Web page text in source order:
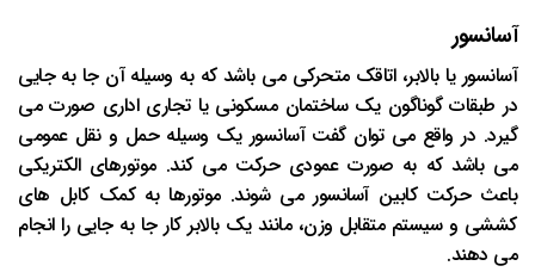
آسانسور
آسانسور یا بالابر، اتاقک متحرکی می باشد که به وسیله آن جا به جایی
در طبقات گوناگون یک ساختمان مسکونی یا تجاری اداری صورت می
گیرد. در واقع می توان گفت آسانسور یک وسیله حمل و نقل عمومی
می باشد که به صورت عمودی حرکت می کند. موتورهای الکتریکی
باعث حرکت کابین آسانسور می شوند. موتورها به کمک کابل های
کششی و سیستم متقابل وزن، مانند یک بالابر کار جا به جایی را انجام
می دهند.